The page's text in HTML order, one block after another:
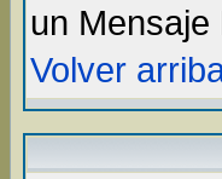
un Mensaje
Volver